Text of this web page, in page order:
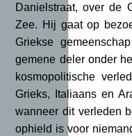
Danielstraat, over de
Zee. Hij gaat op
Griekse
gemene deler onder
kosmopolitische
Grieks, Italiaans en
wanneer dit verleden
ophield is voor